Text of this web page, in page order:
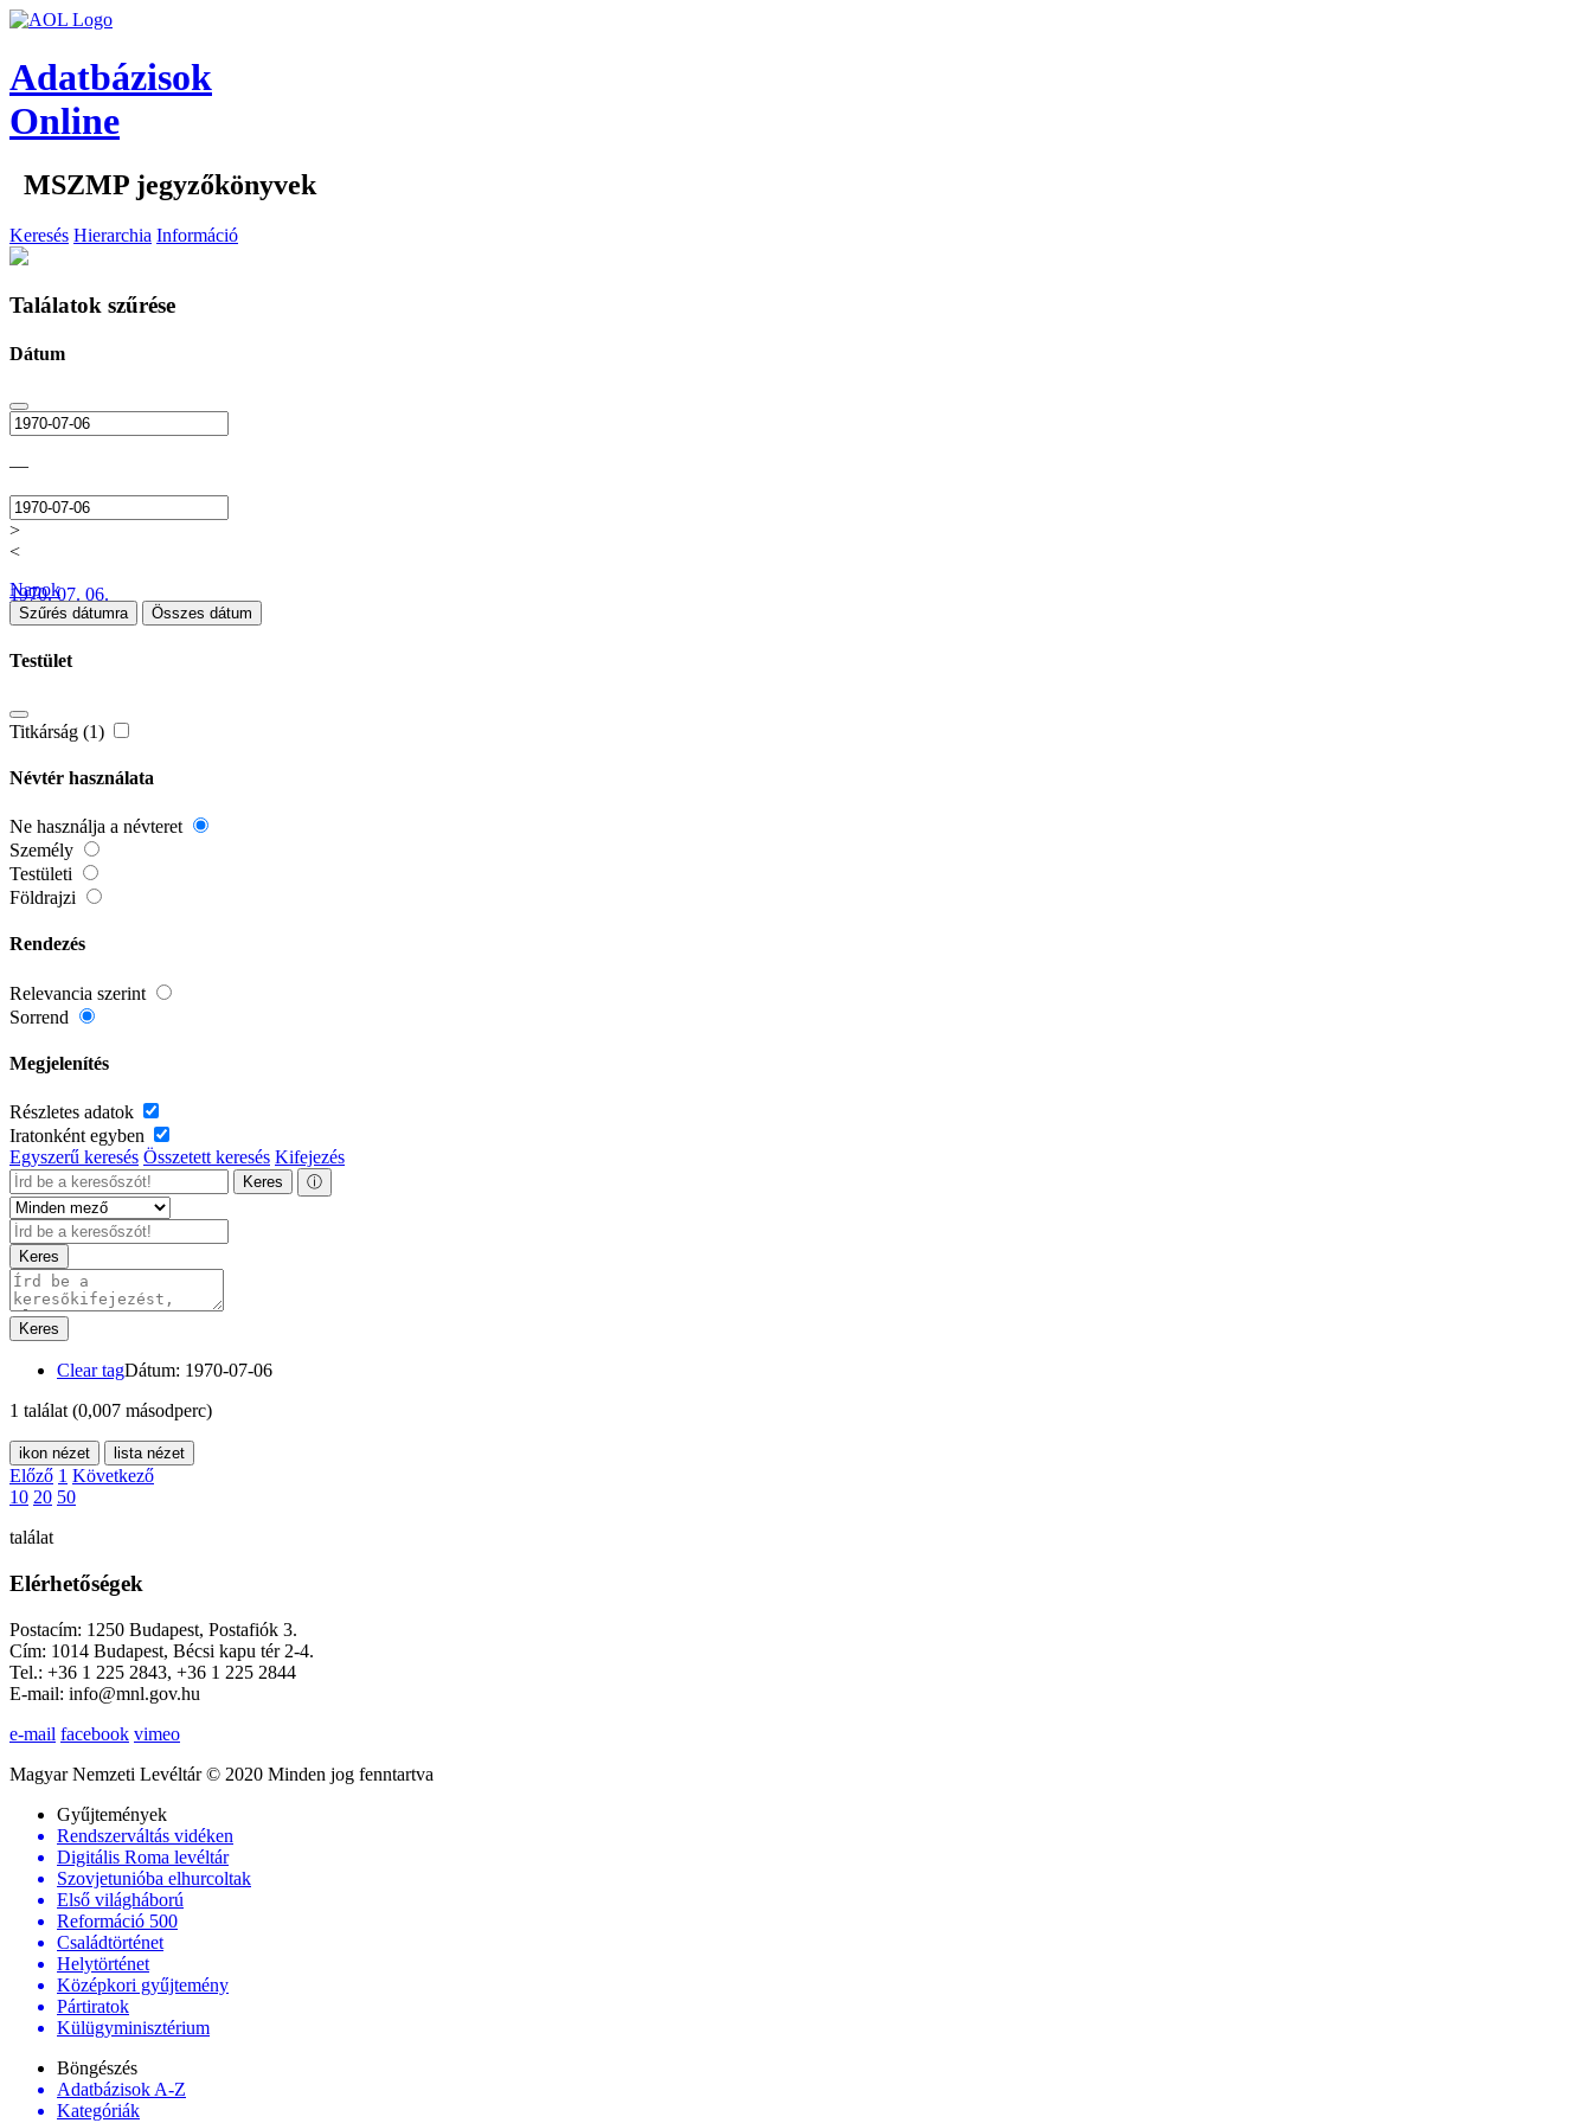
Adatbázisok
Online
MSZMP jegyzőkönyvek
Keresés Hierarchia Információ
Találatok szűrése
Dátum
—
>
<
1970. 07. 06.
Napok
Szűrés dátumra Összes dátum
Testület
Titkárság (1)
Névtér használata
Ne használja a névteret
Személy
Testületi
Földrajzi
Rendezés
Relevancia szerint
Sorrend
Megjelenítés
Részletes adatok
Iratonként egyben
Egyszerű keresés Összetett keresés Kifejezés
Keres ⓘ
Keres
Keres
Clear tagDátum: 1970-07-06
1 találat (0,007 másodperc)
ikon nézet lista nézet
Előző 1 Következő
10 20 50
találat
Elérhetőségek
Postacím: 1250 Budapest, Postafiók 3.
Cím: 1014 Budapest, Bécsi kapu tér 2-4.
Tel.: +36 1 225 2843, +36 1 225 2844
E-mail: info@mnl.gov.hu
e-mail facebook vimeo
Magyar Nemzeti Levéltár © 2020 Minden jog fenntartva
Gyűjtemények
Rendszerváltás vidéken
Digitális Roma levéltár
Szovjetunióba elhurcoltak
Első világháború
Reformáció 500
Családtörténet
Helytörténet
Középkori gyűjtemény
Pártiratok
Külügyminisztérium
Böngészés
Adatbázisok A-Z
Kategóriák